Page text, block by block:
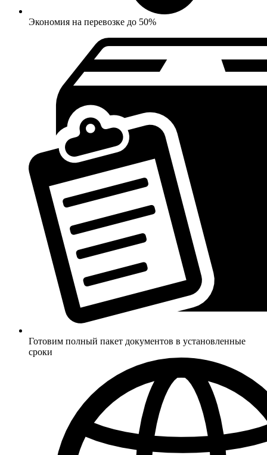
Экономия на перевозке до 50%
Готовим полный пакет документов в установленные
сроки